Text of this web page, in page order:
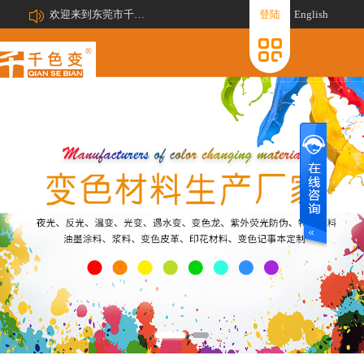
欢迎来到东莞市千色变新材料有限公司网站! English
登陆